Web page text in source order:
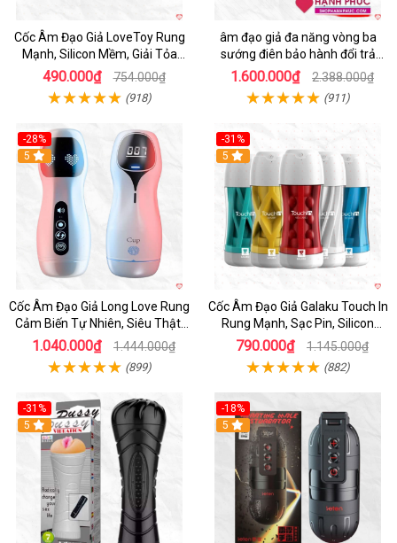
Cốc Âm Đạo Giả LoveToy Rung
Mạnh, Silicon Mềm, Giải Tỏa
Sinh Lý
490.000₫ 754.000₫
(918)
âm đạo giả đa năng vòng ba
sướng điên bảo hành đổi trả
nhanh
1.600.000₫ 2.388.000₫
(911)
-28%
5
Cốc Âm Đạo Giả Long Love Rung
Cảm Biến Tự Nhiên, Siêu Thật,
Sướng
1.040.000₫ 1.444.000₫
(899)
-31%
Hot
5
Cốc Âm Đạo Giả Galaku Touch In
Rung Mạnh, Sạc Pin, Silicon
Mềm
790.000₫ 1.145.000₫
(882)
-31%
5
-18%
5